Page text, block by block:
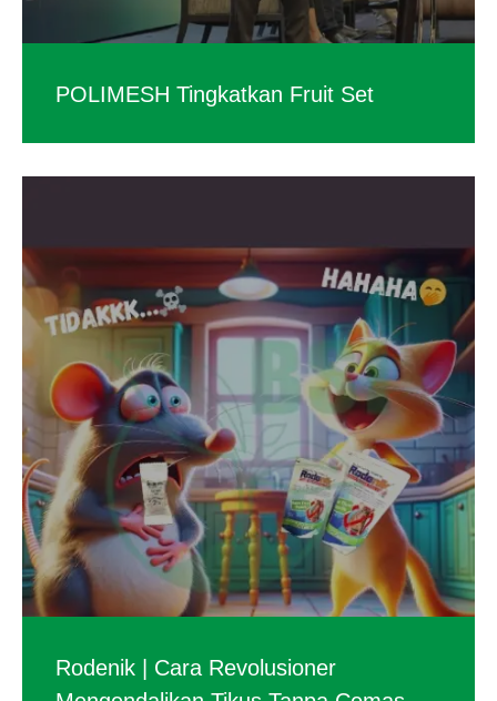
POLIMESH Tingkatkan Fruit Set
Rodenik | Cara Revolusioner